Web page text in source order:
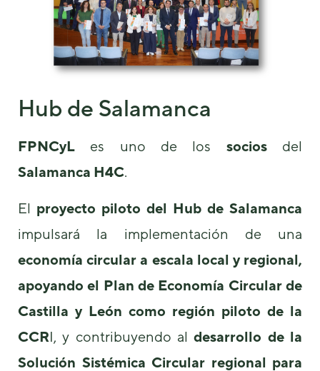
Hub de Salamanca
FPNCyL es uno de los socios del
Salamanca H4C.
El proyecto piloto del Hub de Salamanca
impulsará la implementación de una
economía circular a escala local y regional,
apoyando el Plan de Economía Circular de
Castilla y León como región piloto de la
CCRI, y contribuyendo aldesarrollo de la
Solución Sistémica Circular regional para